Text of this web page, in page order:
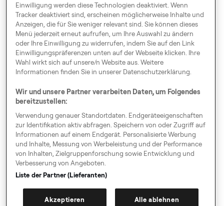
Cookie Settings:
Einwilligungspräferenzen
Durch Europa
Einwilligungspräferenzen
Verhaltenskodex
Speak up!
AGB, Datenschutz & Cookies
Impressum
Leitlinien für Behördenanfragen
Einwilligung werden diese Technologien deaktiviert. Wenn
Tracker deaktiviert sind, erscheinen möglicherweise Inhalte und
Anzeigen, die für Sie weniger relevant sind. Sie können dieses
Menü jederzeit erneut aufrufen, um Ihre Auswahl zu ändern
oder Ihre Einwilligung zu widerrufen, indem Sie auf den Link
Einwilligungspräferenzen unten auf der Webseite klicken. Ihre
Wahl wirkt sich auf unsere/n Website aus. Weitere
Informationen finden Sie in unserer Datenschutzerklärung.
Wir und unsere Partner verarbeiten Daten, um Folgendes
bereitzustellen:
Verwendung genauer Standortdaten. Endgeräteeigenschaften
zur Identifikation aktiv abfragen. Speichern von oder Zugriff auf
Informationen auf einem Endgerät. Personalisierte Werbung
und Inhalte, Messung von Werbeleistung und der Performance
von Inhalten, Zielgruppenforschung sowie Entwicklung und
Verbesserung von Angeboten.
Liste der Partner (Lieferanten)
Akzeptieren Alle ablehnen